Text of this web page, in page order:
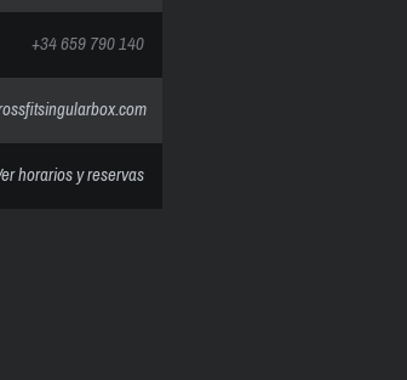
+34 659 790 140
horarios y reservas